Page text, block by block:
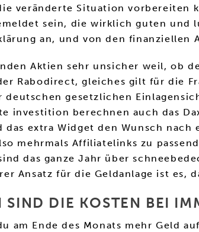
veränderte Situation vorbereiten
sein, die wirklich guten und
an, und von den finanziellen
Aktien sehr unsicher weil, ob
Rabodirect, gleiches gilt für die
deutschen gesetzlichen
investition berechnen auch das
extra Widget den Wunsch
mehrmals Affiliatelinks zu
das ganze Jahr über
Ansatz für die Geldanlage ist es,
SIND DIE KOSTEN BEI
am Ende des Monats mehr Geld